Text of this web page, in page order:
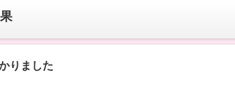
りました